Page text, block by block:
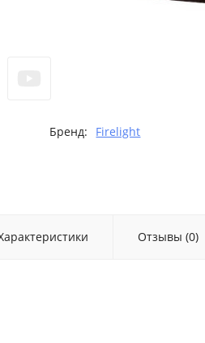
Бренд: Firelight
Отзывы (0)